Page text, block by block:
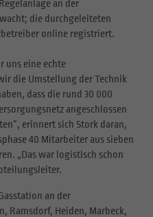
an der
die durchgeleiteten
online registriert.
uns eine echte
die Umstellung der Technik
dass die rund 30 000
angeschlossen
erinnert sich Stork daran,
40 Mitarbeiter aus sieben
„Das war logistisch schon
an der
Ramsdorf, Heiden, Marbeck,